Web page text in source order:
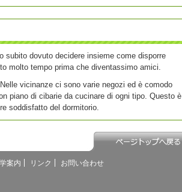
subito dovuto decidere insieme come disporre
molto tempo prima che diventassimo amici.
vicinanze ci sono varie negozi ed è comodo
piano di cibarie da cucinare di ogni tipo. Questo è
soddisfatto del dormitorio.
案内 リンク お問い合わせ